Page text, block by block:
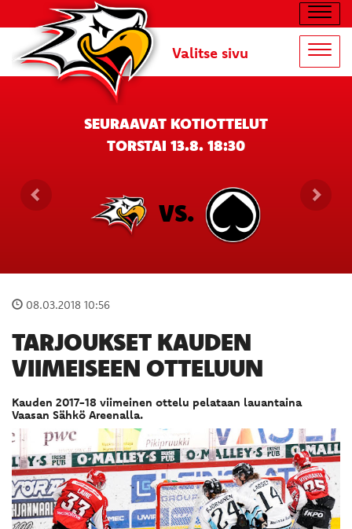
Valitse sivu
SEURAAVAT KOTIOTTELUT
TORSTAI 13.8. 18:30
VS.
08.03.2018 10:56
TARJOUKSET KAUDEN
VIIMEISEEN OTTELUUN
Kauden 2017-18 viimeinen ottelu pelataan lauantaina
Vaasan Sähkö Areenalla.